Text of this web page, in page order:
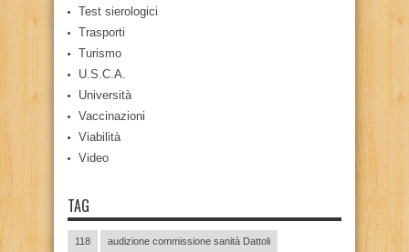
Test sierologici
Trasporti
Turismo
U.S.C.A.
Università
Vaccinazioni
Viabilità
Video
TAG
118 audizione commissione sanità Dattoli